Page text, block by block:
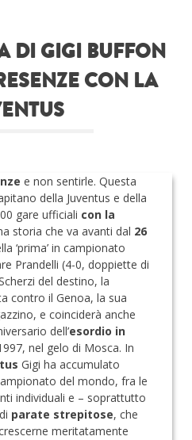
DI GIGI BUFFON
CON LA
e non sentirle. Questa
della Juventus e della
gare ufficiali con la
storia che va avanti dal 26
‘prima’ in campionato
Prandelli (4-0, doppiette di
del destino, la
contro il Genoa, la sua
e coinciderà anche
dell’esordio in
nel gelo di Mosca. In
Gigi ha accumulato
del mondo, fra le
individuali e – soprattutto
parate strepitose, che
meritatamente